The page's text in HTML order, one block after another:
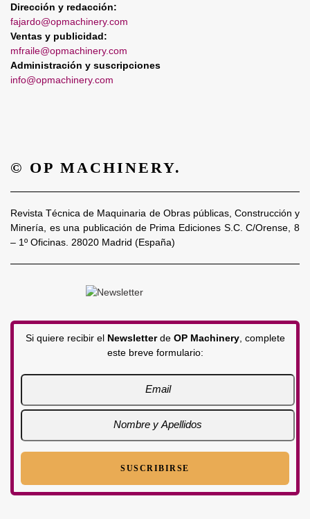
Dirección y redacción:
fajardo@opmachinery.com
Ventas y publicidad:
mfraile@opmachinery.com
Administración y suscripciones
info@opmachinery.com
© OP MACHINERY.
Revista Técnica de Maquinaria de Obras públicas, Construcción y
Minería, es una publicación de Prima Ediciones S.C. C/Orense, 8
– 1º Oficinas. 28020 Madrid (España)
Si quiere recibir el Newsletterde OP Machinery, complete
este breve formulario: